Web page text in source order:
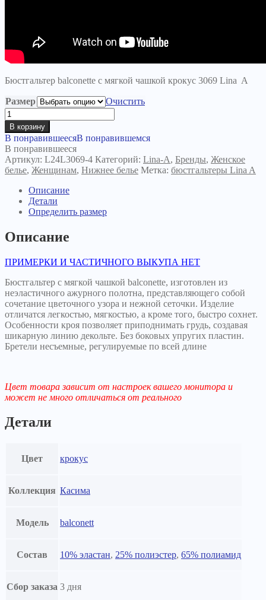
Бюстгальтер balconette с мягкой чашкой крокус 3069 Lina A
Размер
Очистить
Количество
товара
Бюстгальтер
Касима
крокус
В корзину
В понравившеесяВ понравившемся
В понравившееся
Артикул: L24L3069-4 Категорий: Lina-A, Бренды, Женское
белье, Женщинам, Нижнее белье Метка: бюстгальтеры Lina A
Описание
Детали
Определить размер
Описание
ПРИМЕРКИ И ЧАСТИЧНОГО ВЫКУПА НЕТ
Бюстгальтер с мягкой чашкой balconette, изготовлен из
неэластичного ажурного полотна, представляющего собой
сочетание цветочного узора и нежной сеточки. Изделие
отличатся легкостью, мягкостью, а кроме того, быстро сохнет.
Особенности кроя позволяет приподнимать грудь, создавая
шикарную линию декольте. Без боковых упругих пластин.
Бретели несъемные, регулируемые по всей длине
Цвет товара зависит от настроек вашего монитора и
может не много отличаться от реального
Детали
Цвет крокус
Коллекция Касима
Модель balconett
Состав 10% эластан, 25% полиэстер, 65% полиамид
Сбор заказа 3 дня